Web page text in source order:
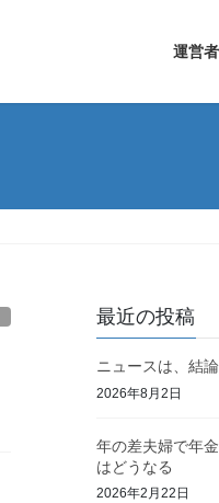
運営
最近の投稿
ニュースは、結
2026年8月2日
年の差夫婦で年
はどうなる
2026年2月22日